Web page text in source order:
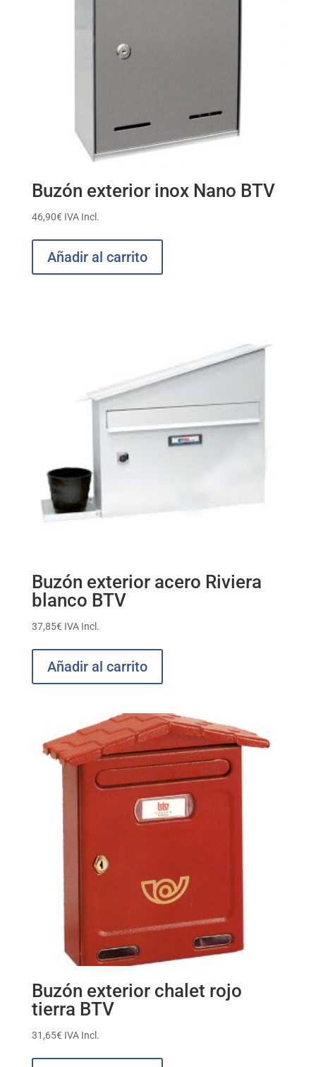
Buzón exterior inox Nano BTV
46,90€ IVA Incl.
Añadir al carrito
Buzón exterior acero Riviera
blanco BTV
37,85€ IVA Incl.
Añadir al carrito
Buzón exterior chalet rojo
tierra BTV
31,65€ IVA Incl.